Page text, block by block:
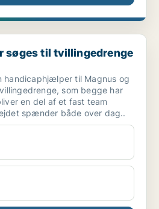
tvillingedrenge på 29 år...
søges til tvillingedrenge
handicaphjælper til Magnus og
som begge har
en del af et fast team
spænder både over dag..